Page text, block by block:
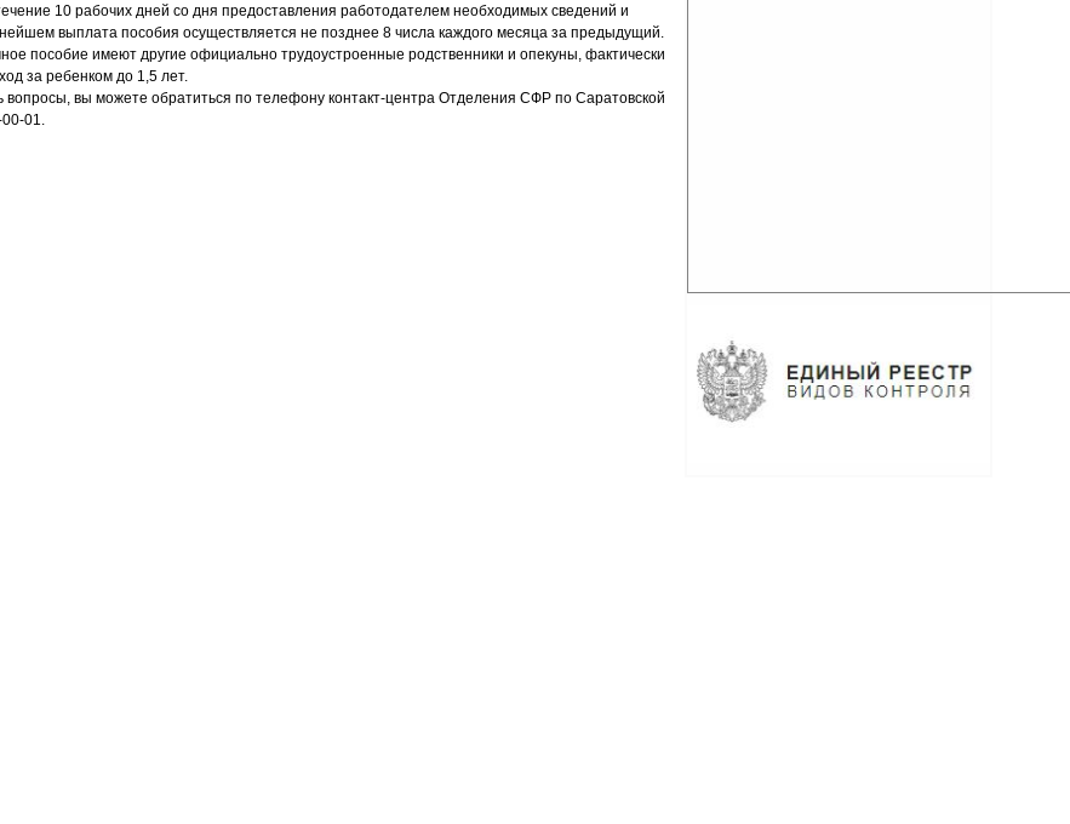
10 рабочих дней со дня предоставления работодателем необходимых сведений и
выплата пособия осуществляется не позднее 8 числа каждого месяца за предыдущий.
пособие имеют другие официально трудоустроенные родственники и опекуны, фактически
за ребенком до 1,5 лет.
вопросы, вы можете обратиться по телефону контакт-центра Отделения СФР по Саратовской
01.